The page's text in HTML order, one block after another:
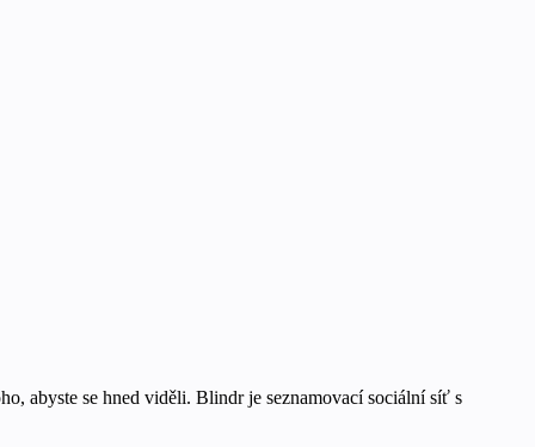
abyste se hned viděli. Blindr je seznamovací sociální síť s